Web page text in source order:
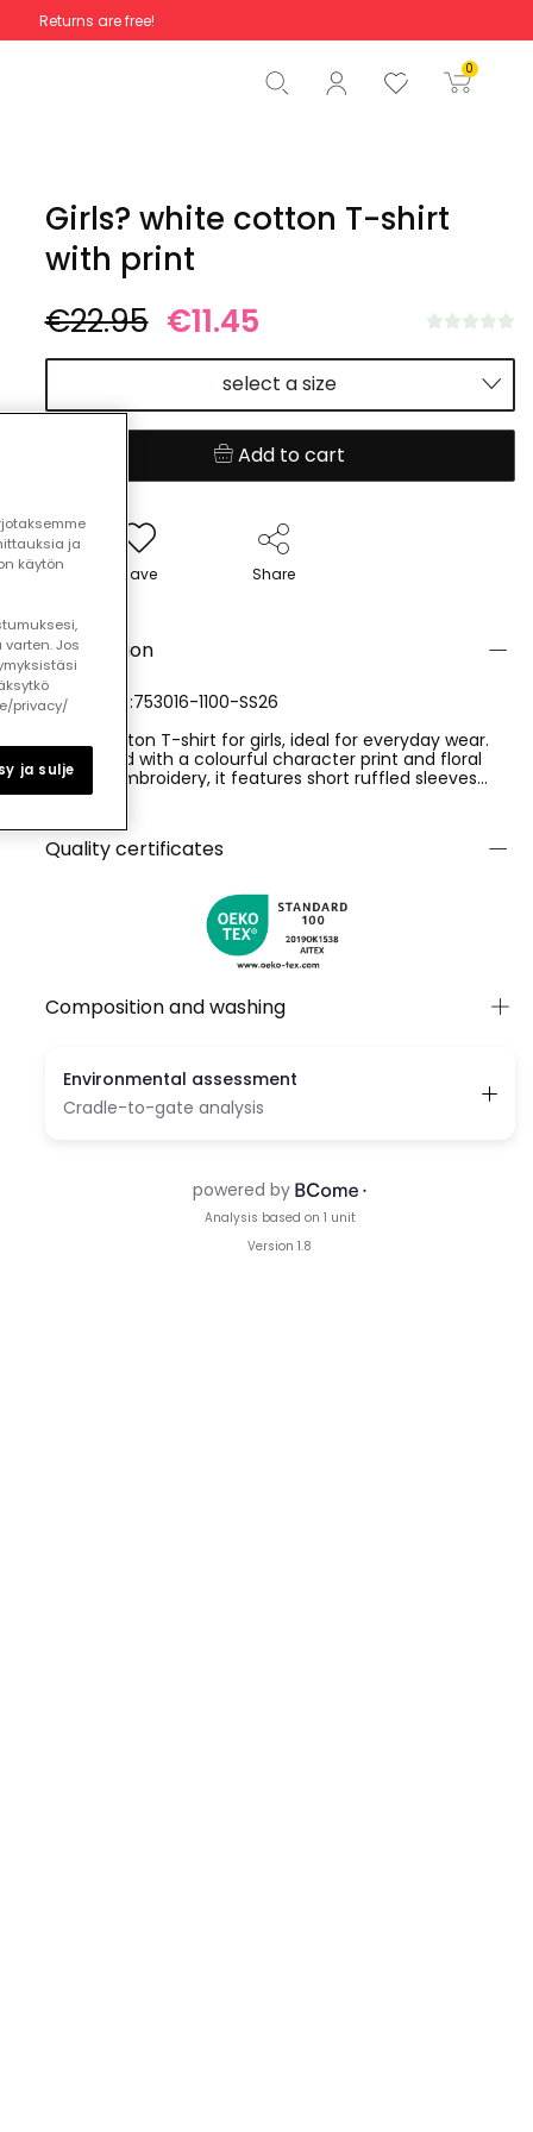
Returns are free!
0
Total €0.00
Start order
Girls? white cotton T-shirt
with print
€22.95 €11.45
select a size
Add to cart
Save Share
Description
REFERENCE:753016-1100-SS26
White cotton T-shirt for girls, ideal for everyday wear.
Decorated with a colourful character print and floral
texture embroidery, it features short ruffled sleeves
that add a fun touch. Available in sizes from 12 months
lightweight material ensures comfort, while the playful
design makes it easy to pair with other garments for a
Quality certificates
Composition and washing
ja
käytön
Jos
privacy/
ja sulje